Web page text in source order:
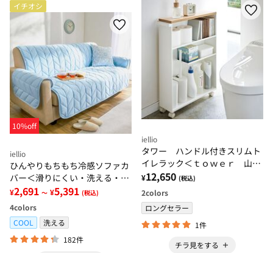
イチオシ
10%off
iellio
ひんやりもちもち冷感ソファカ
バー＜滑りにくい・洗える・接
触冷感・抗菌防臭・ソファーカ
バー・ハイバック・２人掛・３
人掛＞
¥2,691 ～ ¥5,391 (税込)
4colors
COOL
洗える
182件
iellio
タワー ハンドル付きスリムト
イレラック＜ｔｏｗｅｒ 山崎
実業＞
¥12,650 (税込)
2colors
ロングセラー
1件
チラ見をする